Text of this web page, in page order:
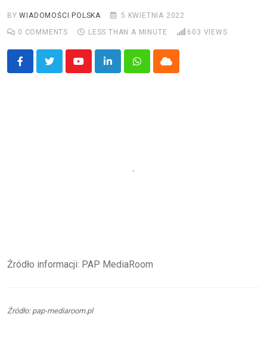
BYWIADOMOŚCI POLSKA
5 KWIETNIA 2022
0 COMMENTS LESS THAN A MINUTE 603 VIEWS
YoutubeLinkedInWhatsappCloud
Źródło informacji: PAP MediaRoom
Źródło: pap-mediaroom.pl